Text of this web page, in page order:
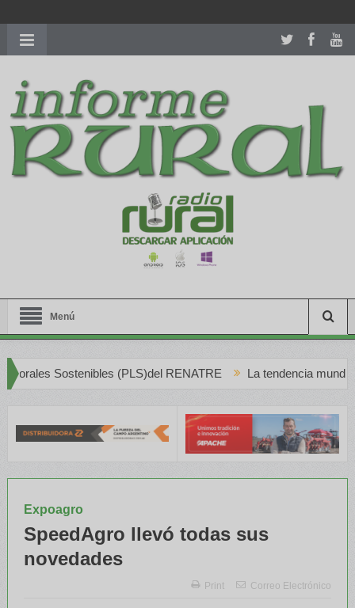
richardmillereplica
women.patekphilippe.tofor sale in usa recognized command with
dining room table ceremony. welcome to our
perfectwatches.is
shop. best youngsexdoll.comwith professional customer
services. 1: 1 design high
https://reallydiamond.com/
Menú
(PLS)del RENATRE La tendencia mundial del Vino
Expoagro
SpeedAgro llevó todas sus
novedades
Print Correo Electrónico